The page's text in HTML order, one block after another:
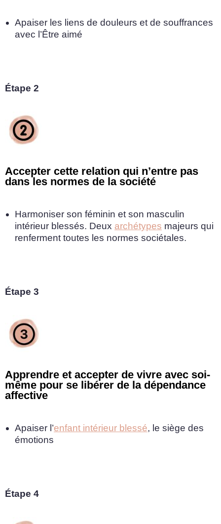
Apaiser les liens de douleurs et de souffrances
avec l’Être aimé
Étape 2
Accepter cette relation qui n’entre pas
dans les normes de la société
Harmoniser son féminin et son masculin
intérieur blessés. Deux archétypes majeurs qui
renferment toutes les normes sociétales.
Étape 3
Apprendre et accepter de vivre avec soi-
même pour se libérer de la dépendance
affective
Apaiser l’enfant intérieur blessé, le siège des
émotions
Étape 4